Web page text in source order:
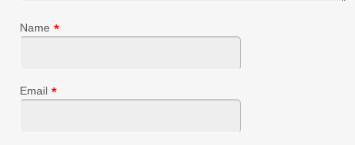
Name *
Email *